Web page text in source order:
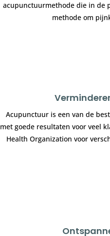
acupunctuurmethode die in de
methode om
Acupunctuur is een van de
met goede resultaten voor veel
Health Organization voor